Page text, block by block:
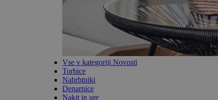
Vse v kategoriji Novosti
Torbice
Nahrbtniki
Denarnice
Nakit in ure